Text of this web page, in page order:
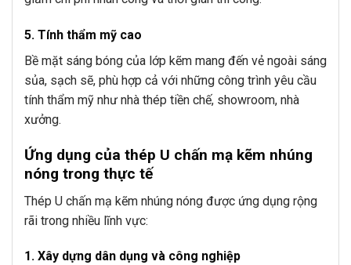
5. Tính thẩm mỹ cao
Bề mặt sáng bóng của lớp kẽm mang đến vẻ ngoài sáng
sủa, sạch sẽ, phù hợp cả với những công trình yêu cầu
tính thẩm mỹ như nhà thép tiền chế, showroom, nhà
xưởng.
Ứng dụng của thép U chấn mạ kẽm nhúng
nóng trong thực tế
Thép U chấn mạ kẽm nhúng nóng được ứng dụng rộng
rãi trong nhiều lĩnh vực:
1. Xây dựng dân dụng và công nghiệp